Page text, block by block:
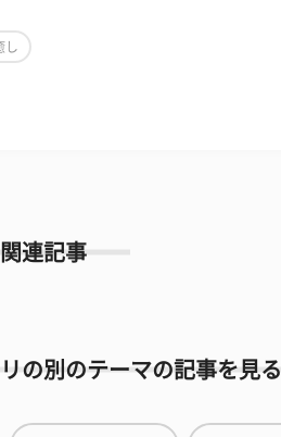
し
関連記事
の別のテーマの記事を見る